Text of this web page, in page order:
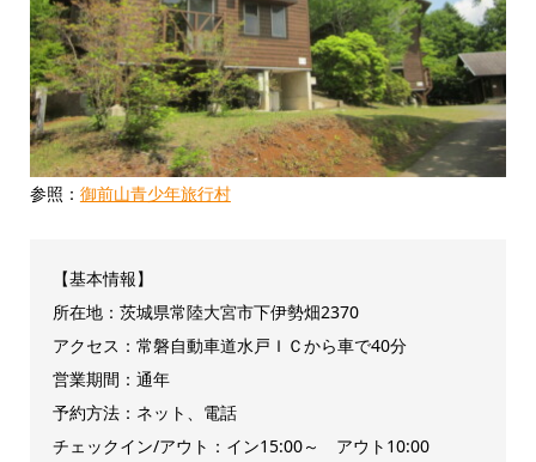
参照： 御前山青少年旅行村
【基本情報】
所在地：茨城県常陸大宮市下伊勢畑2370
アクセス：常磐自動車道水戸ＩＣから車で40分
営業期間：通年
予約方法：ネット、電話
チェックイン/アウト：イン15:00～ アウト10:00